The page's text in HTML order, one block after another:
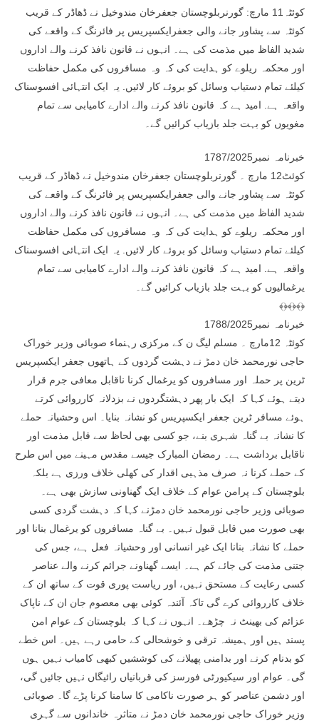
کوئٹہ11 مارچ: گورنربلوچستان جعفرخان مندوخیل نے ڈھاڈر کے قریب
کوئٹہ سے پشاور جانے والی جعفرایکسپریس پر فائرنگ کے واقعے کی
شدید الفاظ میں مذمت کی ہے۔ انہوں نے قانون نافذ کرنے والے اداروں
اور محکمہ ریلوے کو ہدایت کی کہ وہ مسافروں کی مکمل حفاظت
کیلئے تمام دستیاب وسائل کو بروئے کار لائیں. یہ ایک انتہائی افسوسناک
واقعہ ہے. امید ہے کہ قانون نافذ کرنے والے ادارے کامیابی سے تمام
مغویوں کو بہت جلد بازیاب کرائیں گے۔
خبرنامہ نمبر1787/2025
کوئٹ12 مارچ ۔ گورنربلوچستان جعفرخان مندوخیل نے ڈھاڈر کے قریب
کوئٹہ سے پشاور جانے والی جعفرایکسپریس پر فائرنگ کے واقعے کی
شدید الفاظ میں مذمت کی ہے۔ انہوں نے قانون نافذ کرنے والے اداروں
اور محکمہ ریلوے کو ہدایت کی کہ وہ مسافروں کی مکمل حفاظت
کیلئے تمام دستیاب وسائل کو بروئے کار لائیں. یہ ایک انتہائی افسوسناک
واقعہ ہے. امید ہے کہ قانون نافذ کرنے والے ادارے کامیابی سے تمام
یرغمالیوں کو بہت جلد بازیاب کرائیں گے۔
﴾﴿﴾﴿﴾﴿
خبرنامہ نمبر1788/2025
کوئٹہ 12مارچ ۔ مسلم لیگ ن کے مرکزی رہنماء صوبائی وزیر خوراک
حاجی نورمحمد خان دمڑ نے دہشت گردوں کے ہاتھوں جعفر ایکسپریس
ٹرین پر حملہ اور مسافروں کو یرغمال کرنا ناقابل معافی جرم قرار
دیتے ہوئے کہا کہ ایک بار پھر دہشتگردوں نے بزدلانہ کارروائی کرتے
ہوئے مسافر ٹرین جعفر ایکسپریس کو نشانہ بنایا۔ اس وحشیانہ حملے
کا نشانہ بے گناہ شہری بنے، جو کسی بھی لحاظ سے قابل مذمت اور
ناقابل برداشت ہے۔ رمضان المبارک جیسے مقدس مہینے میں اس طرح
کے حملے کرنا نہ صرف مذہبی اقدار کی کھلی خلاف ورزی ہے بلکہ
بلوچستان کے پرامن عوام کے خلاف ایک گھناونی سازش بھی ہے۔
صوبائی وزیر حاجی نورمحمد خان دمڑنے کہا کہ دہشت گردی کسی
بھی صورت میں قابل قبول نہیں۔ بے گناہ مسافروں کو یرغمال بنانا اور
حملے کا نشانہ بنانا ایک غیر انسانی اور وحشیانہ فعل ہے، جس کی
جتنی مذمت کی جائے کم ہے۔ ایسے گھناونے جرائم کرنے والے عناصر
کسی رعایت کے مستحق نہیں، اور ریاست پوری قوت کے ساتھ ان کے
خلاف کارروائی کرے گی تاکہ آئندہ کوئی بھی معصوم جان ان کے ناپاک
عزائم کی بھینٹ نہ چڑھے۔ انہوں نے کہا کہ بلوچستان کے عوام امن
پسند ہیں اور ہمیشہ ترقی و خوشحالی کے حامی رہے ہیں۔ اس خطے
کو بدنام کرنے اور بدامنی پھیلانے کی کوششیں کبھی کامیاب نہیں ہوں
گی۔ عوام اور سیکیورٹی فورسز کی قربانیاں رائیگاں نہیں جائیں گی،
اور دشمن عناصر کو ہر صورت ناکامی کا سامنا کرنا پڑے گا۔ صوبائی
وزیر خوراک حاجی نورمحمد خان دمڑ نے متاثرہ خاندانوں سے گہری